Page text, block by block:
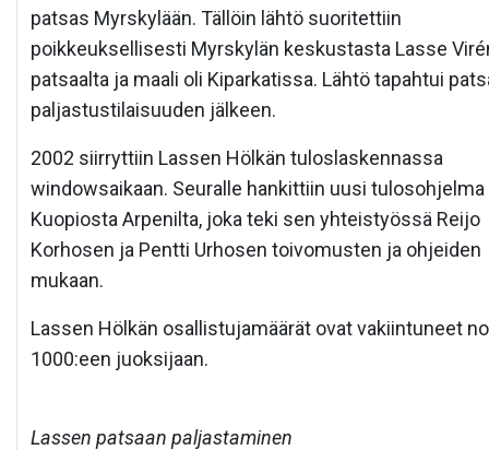
patsas Myrskylään. Tällöin lähtö suoritettiin
poikkeuksellisesti Myrskylän keskustasta Lasse
patsaalta ja maali oli Kiparkatissa. Lähtö tapahtui
paljastustilaisuuden jälkeen.
2002 siirryttiin Lassen Hölkän tuloslaskennassa
windowsaikaan. Seuralle hankittiin uusi tulosohjelma
Kuopiosta Arpenilta, joka teki sen yhteistyössä Reijo
Korhosen ja Pentti Urhosen toivomusten ja ohjeiden
mukaan.
Lassen Hölkän osallistujamäärät ovat vakiintuneet
1000:een juoksijaan.
Lassen patsaan paljastaminen